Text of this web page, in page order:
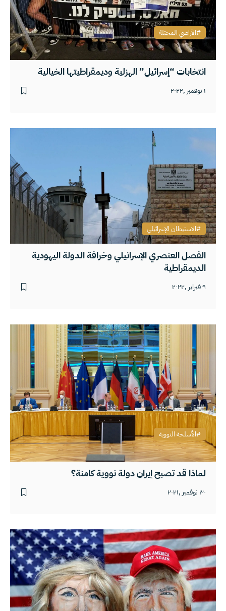
انتخابات “إسرائيل” الهزلية وديمقراطيتها الخيالية
١ نوفمبر ,٢٠٢٢
الأراضي المحتلة
الفصل العنصري الإسرائيلي وخرافة الدولة اليهودية
الديمقراطية
٩ فبراير ,٢٠٢٢
الاستيطان الإسرائيلي
لماذا قد تصبح إيران دولة نووية كامنة؟
٣٠ نوفمبر ,٢٠٢١
الأسلحة النووية